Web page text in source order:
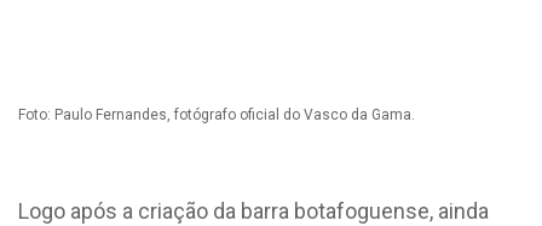
Foto: Paulo Fernandes, fotógrafo oficial do Vasco da Gama.
Logo após a criação da barra botafoguense, ainda